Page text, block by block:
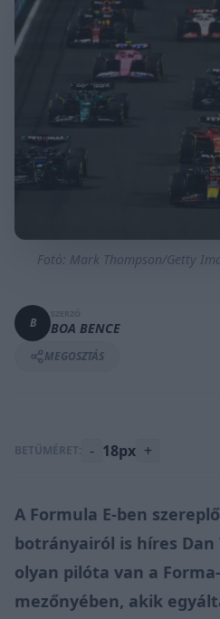
Fotó: Mark Thompson/Getty
B BOA BENCE
MEGOSZTÁS
BETŰMÉRET: - 18px +
A Formula E-ben
botrányairól is híres
olyan pilóta van a
mezőnyében, akik